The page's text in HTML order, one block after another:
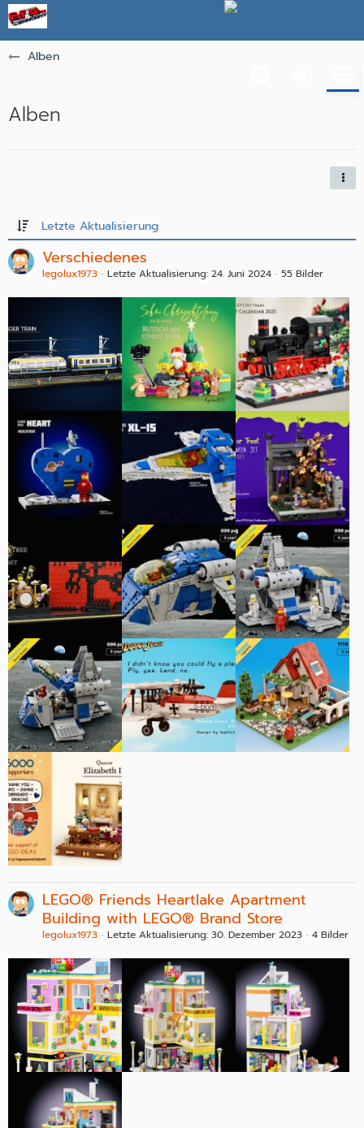
Alben
Alben
Letzte Aktualisierung
Verschiedenes
legolux1973 Letzte Aktualisierung: 24. Juni 2024 55 Bilder
LEGO® Friends Heartlake Apartment
Building with LEGO® Brand Store
legolux1973 Letzte Aktualisierung: 30. Dezember 2023 4 Bilder